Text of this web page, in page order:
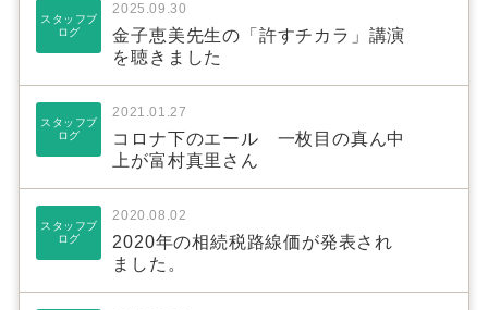
スタッフブ
ログ
2025.09.30
金子恵美先生の「許すチカラ」講演
を聴きました
スタッフブ
ログ
2021.01.27
コロナ下のエール 一枚目の真ん中
上が富村真里さん
スタッフブ
ログ
2020.08.02
2020年の相続税路線価が発表され
ました。